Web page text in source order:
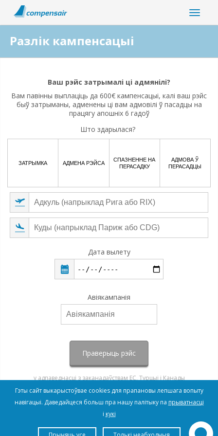
Разлік кампенсацыі
коронавіруса?
Так Не
Ваш рэйс затрымалі ці адмянілі?
Вам павінны выплаціць да 600€ кампенсацыі, калі ваш рэйс
быў затрыманы, адменены ці вам адмовілі ў пасадцы на
працягу апошніх 6 гадоў
Што здарылася?
ЗАТРЫМКА АДМЕНА РЭЙСА
СПАЗНЕННЕ НА
ПЕРАСАДКУ
АДМОВА Ў
ПЕРАСАДЦЫ
Дата вылету
Авіякампанія
Праверыць рэйс
у адпаведнасці з заканадаўствам ЕС, Турцыі і Канады
Гэты сайт выкарыстоўвае cookies для прапановы лепшага вопыту
навігацыі. Даведайцеся больш пра нашу палітыку па прыватнасці
і кукі